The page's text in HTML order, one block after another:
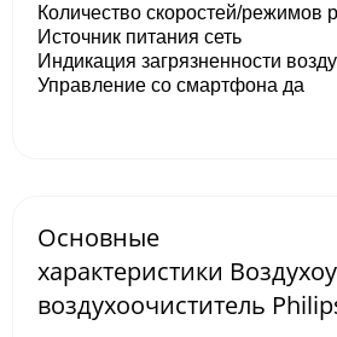
Количество скоростей/режимов
Источник питания сеть
Индикация загрязненности
Управление со смартфона да
Основные
характеристики
воздухоочиститель